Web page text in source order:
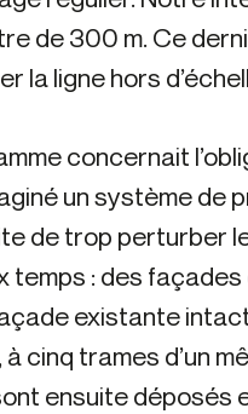
de 300 m. Ce
la ligne hors
concernait
un système de
de trop perturber
temps : des
existante
à cinq trames d’un
ensuite déposés